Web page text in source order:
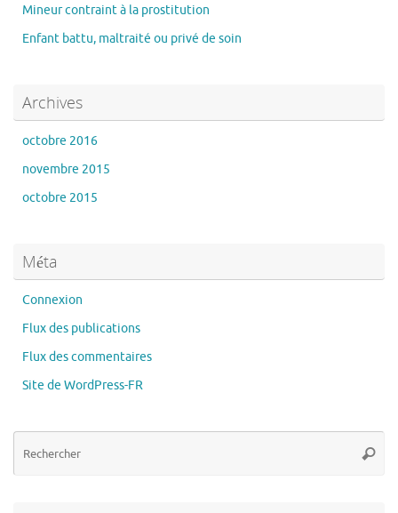
Mineur contraint à la prostitution
Enfant battu, maltraité ou privé de soin
Archives
octobre 2016
novembre 2015
octobre 2015
Méta
Connexion
Flux des publications
Flux des commentaires
Site de WordPress-FR